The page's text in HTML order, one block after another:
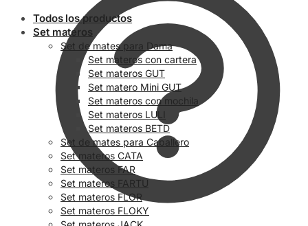
Todos los productos
Set materos
Set de mates para Dama
Set materos con cartera
Set materos GUT
Set matero Mini GUT
Set materos con mochila
Set materos LULI
Set materos BETD
Set de mates para Caballero
Set materos CATA
Set materos FAR
Set materos FARTU
Set materos FLOR
Set materos FLOKY